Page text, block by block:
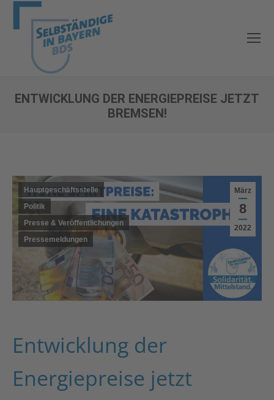
ENTWICKLUNG DER ENERGIEPREISE JETZT
BREMSEN!
März
8
2022
Hauptgeschäftsstelle
Politik
Presse & Veröffentlichungen
Pressemeldungen
Entwicklung der
Energiepreise jetzt